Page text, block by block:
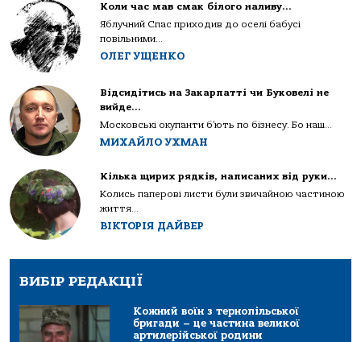
Коли час мав смак білого наливу…
Яблучний Спас приходив до оселі бабусі
повільними...
ОЛЕГ УЩЕНКО
Відсидітись на Закарпатті чи Буковелі не
вийде…
Московські окупанти б’ють по бізнесу. Бо наш...
МИХАЙЛО УХМАН
Кілька щирих рядків, написаних від руки…
Колись паперові листи були звичайною частиною
життя...
ВІКТОРІЯ ДАЙВЕР
ВИБІР РЕДАКЦІЇ
Кожний воїн з тернопільської
бригади – це частина великої
артилерійської родини